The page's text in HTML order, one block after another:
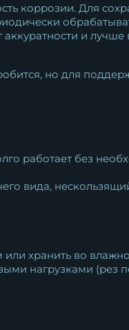
коррозии. Для
и лучше
но для
работает без
вида,
хранить во
нагрузками (рез